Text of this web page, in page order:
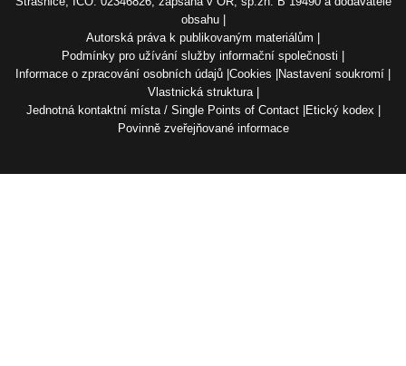
obsahu
Autorská práva k publikovaným materiálům
Podmínky pro užívání služby informační společnosti
Informace o zpracování osobních údajů Cookies Nastavení soukromí
Vlastnická struktura
Jednotná kontaktní místa / Single Points of Contact Etický kodex
Povinně zveřejňované informace